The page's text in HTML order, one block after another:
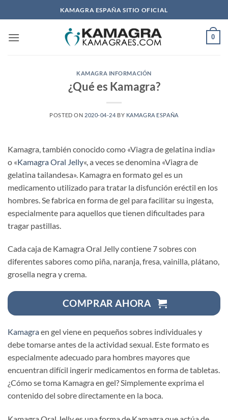
al
KAMAGRA ESPAÑA SITIO OFICIAL
0
KAMAGRA INFORMACIÓN
¿Qué es Kamagra?
POSTED ON 2020-04-24 BY KAMAGRA ESPAÑA
Kamagra, también conocido como «Viagra de gelatina india»
o «Kamagra Oral Jelly«, a veces se denomina «Viagra de
gelatina tailandesa». Kamagra en formato gel es un
medicamento utilizado para tratar la disfunción eréctil en los
hombres. Se fabrica en forma de gel para facilitar su ingesta,
especialmente para aquellos que tienen dificultades para
tragar pastillas.
Cada caja de Kamagra Oral Jelly contiene 7 sobres con
diferentes sabores como piña, naranja, fresa, vainilla, plátano,
grosella negra y crema.
COMPRAR AHORA
Kamagraen gel viene en pequeños sobres individuales y
debe tomarse antes de la actividad sexual. Este formato es
especialmente adecuado para hombres mayores que
encuentran difícil ingerir medicamentos en forma de tabletas.
¿Cómo se toma Kamagra en gel? Simplemente exprima el
contenido del sobre directamente en la boca.